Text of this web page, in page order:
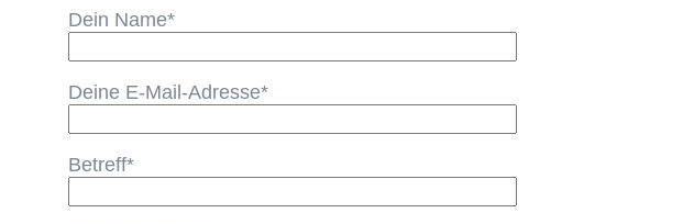
Dein Name*
Deine E-Mail-Adresse*
Betreff*